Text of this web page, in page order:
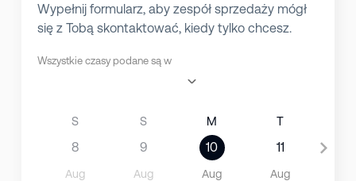
Wypełnij formularz, aby zespół sprzedaży mógł
się z Tobą skontaktować, kiedy tylko chcesz.
Wszystkie czasy podane są w
S
8
Aug
S
9
Aug
M
10
Aug
T
11
Aug